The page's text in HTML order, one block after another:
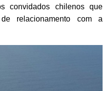
convidados chilenos que
relacionamento com a